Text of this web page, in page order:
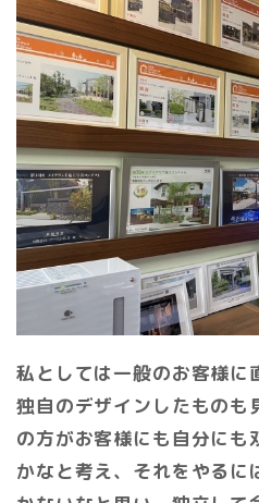
私としては一般のお客様に
独自のデザインしたものも
の方がお客様にも自分にも
かなと考え、それをやるに